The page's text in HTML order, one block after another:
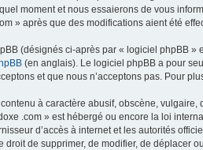
moment et nous essaierons de vous
» après que des modifications aient été
(désignés ci-après par « logiciel phpBB
(en anglais). Le logiciel phpBB a pour
et que nous n’acceptons pas. Pour
à caractère abusif, obscène,
.com » est hébergé ou encore la loi
d’accès à internet et les autorités
droit de supprimer, de modifier, de déplacer